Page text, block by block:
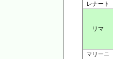
レナート
リマ
マリーニ